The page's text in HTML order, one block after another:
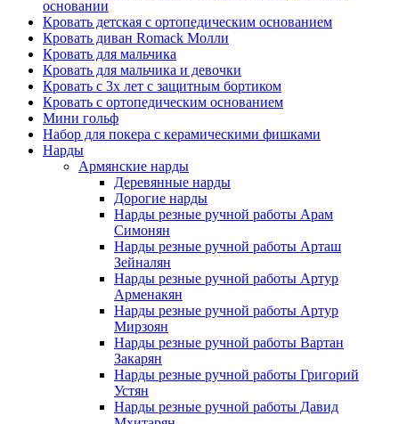
основании
Кровать детская с ортопедическим основанием
Кровать диван Romack Молли
Кровать для мальчика
Кровать для мальчика и девочки
Кровать с 3х лет с защитным бортиком
Кровать с ортопедическим основанием
Мини гольф
Набор для покера с керамическими фишками
Нарды
Армянские нарды
Деревянные нарды
Дорогие нарды
Нарды резные ручной работы Арам
Симонян
Нарды резные ручной работы Арташ
Зейналян
Нарды резные ручной работы Артур
Арменакян
Нарды резные ручной работы Артур
Мирзоян
Нарды резные ручной работы Вартан
Закарян
Нарды резные ручной работы Григорий
Устян
Нарды резные ручной работы Давид